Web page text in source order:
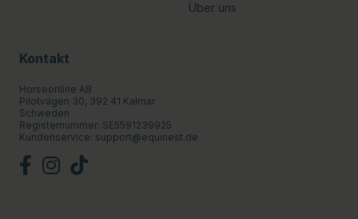
Über uns
Kontakt
Horseonline AB
Pilotvägen 30, 392 41 Kalmar
Schweden
Registernummer: SE5591239925
Kundenservice: support@equinest.de